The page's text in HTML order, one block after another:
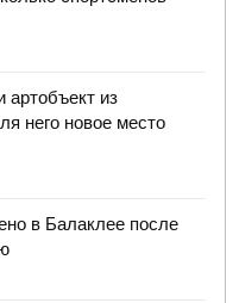
артобъект из
него новое место
в Балаклее после